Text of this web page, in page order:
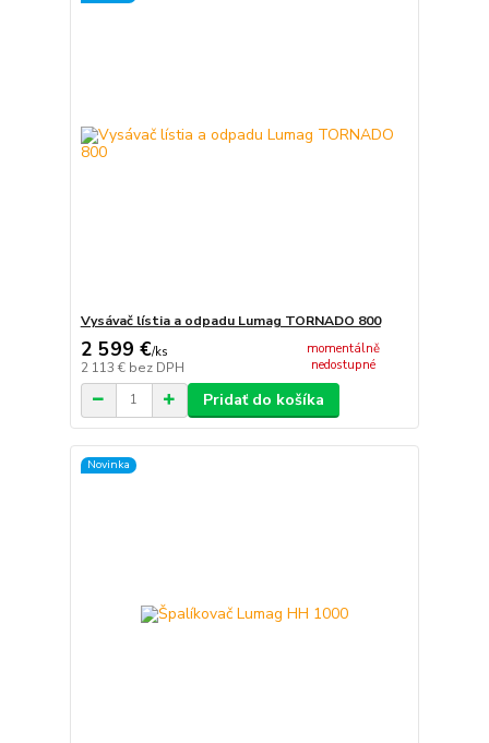
Vysávač lístia a odpadu Lumag TORNADO 800
2 599 €/ks
2 113 € bez DPH
momentálně
nedostupné
Pridať do košíka
Novinka